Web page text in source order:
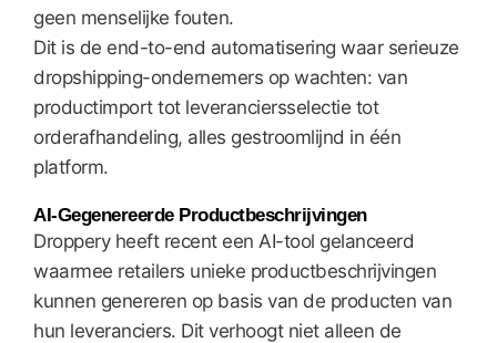
geen menselijke fouten.
Dit is de end-to-end automatisering waar serieuze
dropshipping-ondernemers op wachten: van
productimport tot leveranciersselectie tot
orderafhandeling, alles gestroomlijnd in één
platform.
AI-Gegenereerde Productbeschrijvingen
Droppery heeft recent een AI-tool gelanceerd
waarmee retailers unieke productbeschrijvingen
kunnen genereren op basis van de producten van
hun leveranciers. Dit verhoogt niet alleen de